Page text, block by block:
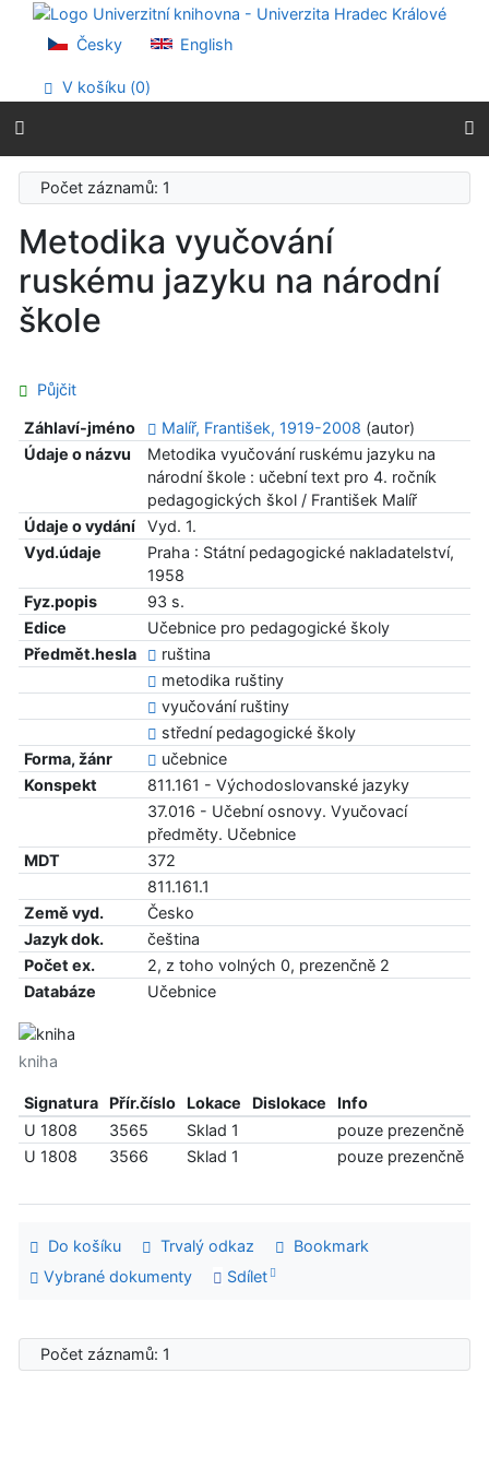
Přejít na obsah
Přejít na menu
Prohlášení o webové přístupnosti
Česky English
V košíku (0)
Počet záznamů: 1
Metodika vyučování
ruskému jazyku na národní
škole
Půjčit
Záhlaví-jméno Malíř, František, 1919-2008 (autor)
Údaje o názvu
Metodika vyučování ruskému jazyku na
národní škole : učební text pro 4. ročník
pedagogických škol / František Malíř
Údaje o vydání
Vyd. 1.
Vyd.údaje
Praha : Státní pedagogické nakladatelství,
1958
Fyz.popis
93 s.
Edice
Učebnice pro pedagogické školy
Předmět.hesla
ruština
metodika ruštiny
vyučování ruštiny
střední pedagogické školy
Forma, žánr
učebnice
Konspekt
811.161 - Východoslovanské jazyky
37.016 - Učební osnovy. Vyučovací
předměty. Učebnice
MDT
372
811.161.1
Země vyd.
Česko
Jazyk dok.
čeština
Počet ex.
2, z toho volných 0, prezenčně 2
Databáze
Učebnice
kniha
Signatura Přír.číslo Lokace Dislokace
Info
U 1808
3565 Sklad 1
pouze prezenčně
U 1808
3566 Sklad 1 pouze prezenčně
Do košíku Trvalý odkaz
Bookmark
Vybrané dokumenty
Sdílet
Počet záznamů: 1